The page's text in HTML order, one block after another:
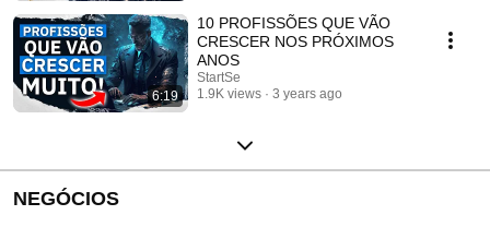
6:19
10 PROFISSÕES QUE VÃO
CRESCER NOS PRÓXIMOS
ANOS
StartSe
1.9K views
3 years ago
NEGÓCIOS